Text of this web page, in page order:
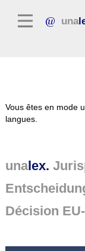
una
Textes législatifs
Jurisprudence
Vous êtes en mode
langues.
unalex.
Décision